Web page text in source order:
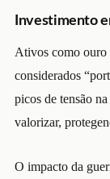
Investimento
Ativos como ouro
considerados
picos de tensão
valorizar,
O impacto da